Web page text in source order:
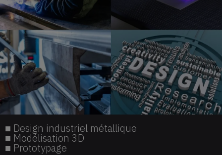
■ Design industriel métallique
■ Modélisation 3D
■ Prototypage